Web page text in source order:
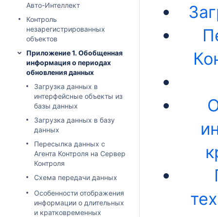
Авто-Интеллект
Контроль
незарегистрированных
объектов
Приложение 1. Обобщенная
информация о периодах
обновления данных
Загрузка данных в
интерфейсные объекты из
базы данных
Загрузка данных в базу
данных
Пересылка данных с
Агента Контроля на Сервер
Контроля
Схема передачи данных
Особенности отображения
информации о длительных
и кратковременных